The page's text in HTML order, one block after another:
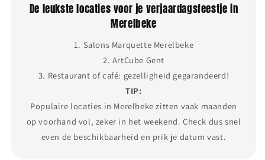
De leukste locaties voor je verjaardagsfeestje in
Merelbeke
1. Salons Marquette Merelbeke
2. ArtCube Gent
3. Restaurant of café: gezelligheid gegarandeerd!
TIP:
Populaire locaties in Merelbeke zitten vaak maanden
op voorhand vol, zeker in het weekend. Check dus snel
even de beschikbaarheid en prik je datum vast.